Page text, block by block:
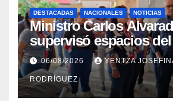
DESTACADAS NACIONALES NOTICIAS
Ministro Carlos
supervisó espacios
Dermatológico Dr.
en La Guaira
06/08/2026 YENTZA
RODRÍGUEZ